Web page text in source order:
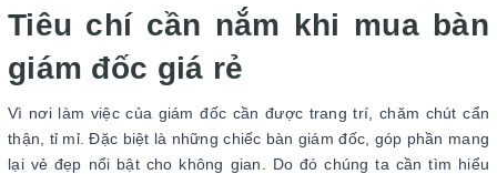
Tiêu chí cần nắm khi mua bàn
giám đốc giá rẻ
Vì nơi làm việc của giám đốc cần được trang trí, chăm chút cẩn
thận, tỉ mỉ. Đặc biệt là những chiếc bàn giám đốc, góp phần mang
lại vẻ đẹp nổi bật cho không gian. Do đó chúng ta cần tìm hiểu